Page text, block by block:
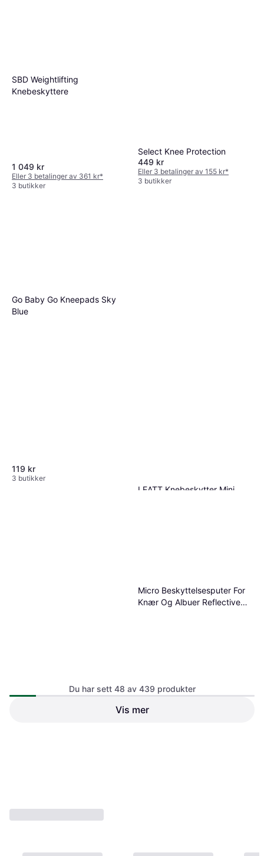
SBD Weightlifting
Knebeskyttere
1 049 kr
Eller 3 betalinger av 361 kr*
3 butikker
Select Knee Protection
449 kr
Eller 3 betalinger av 155 kr*
3 butikker
Go Baby Go Kneepads Sky
Blue
119 kr
3 butikker
LEATT Knebeskytter Mini
Micro Beskyttelsesputer For
Knær Og Albuer Reflective
Du har sett 48 av 439 produkter
Vis mer